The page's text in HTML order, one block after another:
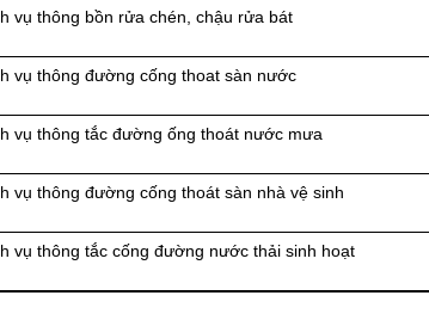
vụ thông bồn rửa chén, chậu rửa bát
vụ thông đường cống thoat sàn nước
vụ thông tắc đường ống thoát nước mưa
vụ thông đường cống thoát sàn nhà vệ sinh
vụ thông tắc cống đường nước thải sinh hoạt